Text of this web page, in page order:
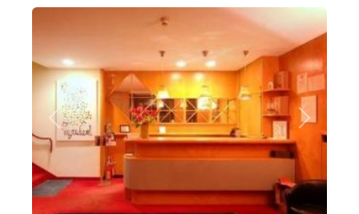
Zurück Weiter